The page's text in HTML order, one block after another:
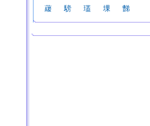
藧
騯 瓂 堁 豑